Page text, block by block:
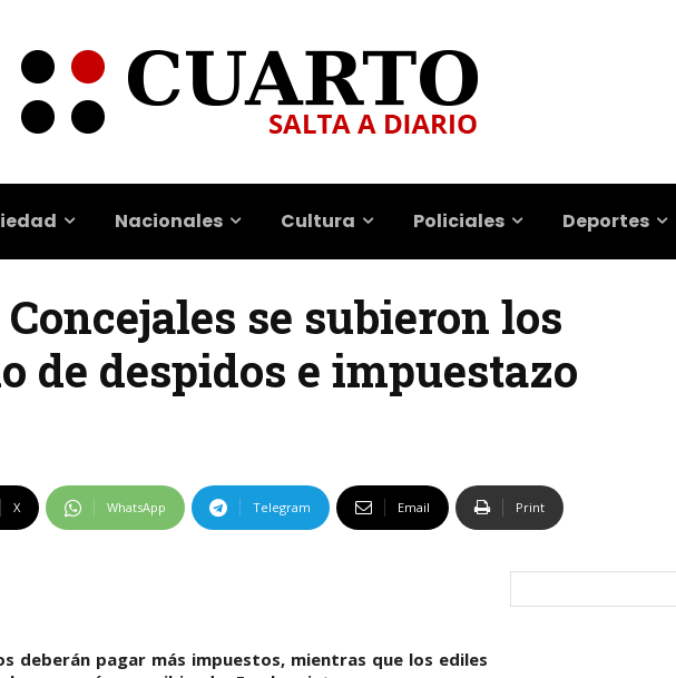
Nacionales Cultura Policiales Deportes
se subieron los
de despidos e impuestazo
X WhatsApp Telegram Email Print
deberán pagar más impuestos, mientras que los ediles